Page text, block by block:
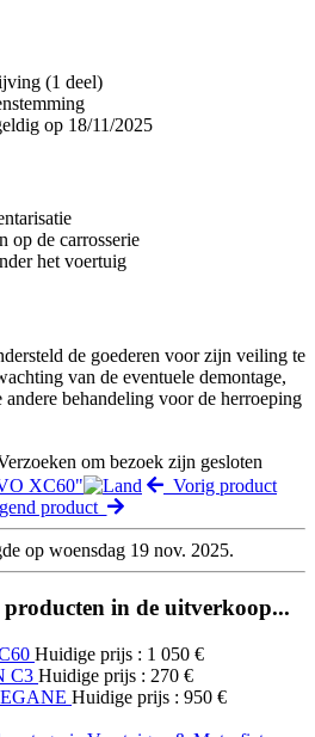
(1 deel)
op 18/11/2025
op de carrosserie
het voertuig
de goederen voor zijn veiling te
van de eventuele demontage,
behandeling voor de herroeping
om bezoek zijn gesloten
XC60"
Vorig product
product
op woensdag 19 nov. 2025.
in de uitverkoop...
Huidige prijs : 1 050 €
Huidige prijs : 270 €
Huidige prijs : 950 €